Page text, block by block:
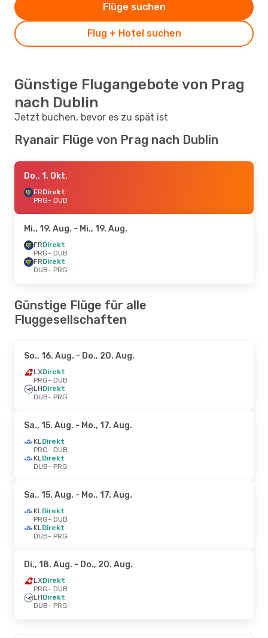
Flug + Hotel suchen
Flüge suchen
Günstige Flugangebote von Prag
nach Dublin
Jetzt buchen, bevor es zu spät ist
Ryanair Flüge von Prag nach Dublin
Do., 1. Okt.
FRDirekt
PRG- DUB
Mi., 19. Aug. - Mi., 19. Aug.
FRDirekt
PRG- DUB
FRDirekt
DUB- PRG
Günstige Flüge für alle
Fluggesellschaften
So., 16. Aug. - Do., 20. Aug.
LXDirekt
PRG- DUB
LHDirekt
DUB- PRG
Sa., 15. Aug. - Mo., 17. Aug.
KLDirekt
PRG- DUB
KLDirekt
DUB- PRG
Sa., 15. Aug. - Mo., 17. Aug.
KLDirekt
PRG- DUB
KLDirekt
DUB- PRG
Di., 18. Aug. - Do., 20. Aug.
LXDirekt
PRG- DUB
LHDirekt
DUB- PRG